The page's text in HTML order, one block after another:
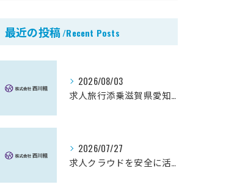
最近の投稿 Recent Posts
2026/08/03
求人旅行添乗滋賀県愛知郡愛荘町で見つける未経験から始める働き方ガイド
2026/07/27
求人クラウドを安全に活用し月5万円を目指す副業スタートガイド